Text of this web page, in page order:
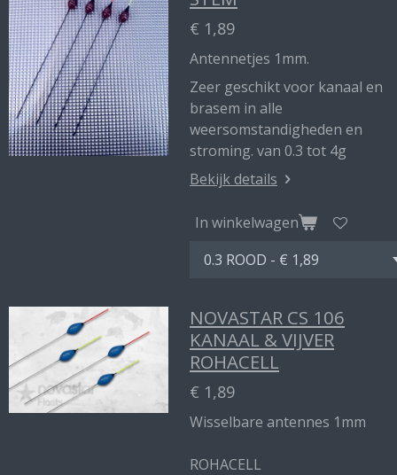
€ 1,89
Antennetjes 1mm.
Zeer geschikt voor kanaal en
brasem in alle
weersomstandigheden en
stroming. van 0.3 tot 4g
Bekijk details
In winkelwagen
NOVASTAR CS 106
KANAAL & VIJVER
ROHACELL
€ 1,89
Wisselbare antennes 1mm
ROHACELL